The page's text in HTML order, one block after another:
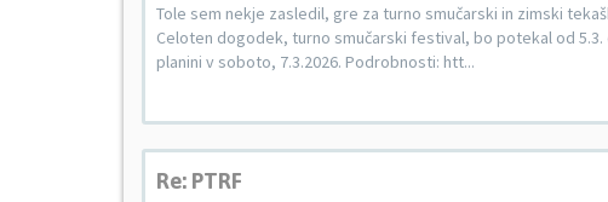
Tole sem nekje zasledil, gre za turno smučarski in zimski
Celoten dogodek, turno smučarski festival, bo potekal od
planini v soboto, 7.3.2026. Podrobnosti: htt...
Re: PTRF